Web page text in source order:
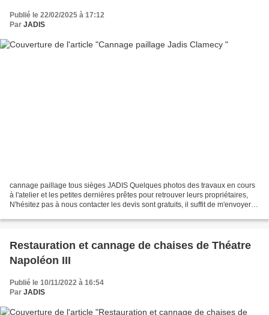
Publié le 22/02/2025 à 17:12
Par JADIS
cannage paillage tous sièges JADIS Quelques photos des travaux en cours
à l'atelier et les petites dernières prêtes pour retrouver leurs propriétaires,
N'hésitez pas à nous contacter les devis sont gratuits, il suffit de m'envoyer
Restauration et cannage de chaises de Théatre
Napoléon III
Publié le 10/11/2022 à 16:54
Par JADIS